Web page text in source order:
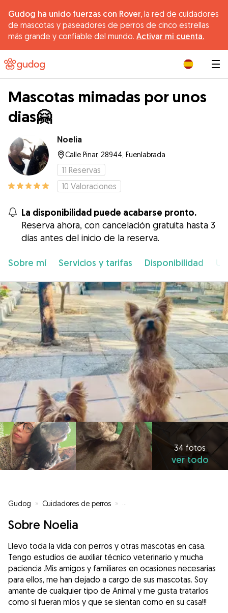
Gudog ha unido fuerzas con Rover, la red de cuidadores
de mascotas y paseadores de perros de cinco estrellas
más grande y confiable del mundo. Activar mi cuenta.
Mascotas mimadas por unos
dias🤗
Noelia
Calle Pinar, 28944, Fuenlabrada
11 Reservas
10 Valoraciones
La disponibilidad puede acabarse pronto.
Reserva ahora, con cancelación gratuita hasta 3
días antes del inicio de la reserva.
Sobre mí Servicios y tarifas Disponibilidad
34 fotos
ver todo
Gudog » Cuidadores de perros » Cuidadores de perros en
Sobre Noelia
Llevo toda la vida con perros y otras mascotas en casa.
Tengo estudios de auxiliar técnico veterinario y mucha
paciencia .Mis amigos y familiares en ocasiones necesarias
para ellos, me han dejado a cargo de sus mascotas. Soy
amante de cualquier tipo de Animal y me gusta tratarlos
como si fueran míos y que se sientan como en su casa!!!